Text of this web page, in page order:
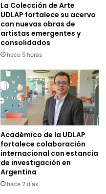
La Colección de Arte
UDLAP fortalece su acervo
con nuevas obras de
artistas emergentes y
consolidados
hace 5 horas
Académico de la UDLAP
fortalece colaboración
internacional con estancia
de investigación en
Argentina
hace 2 días